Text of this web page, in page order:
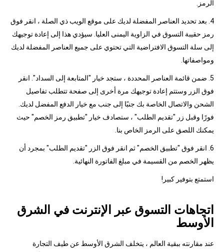
الرمز.
4. بعد تحديد العناصر المفضلة لديك على موقع الويب ذي الصلة ، انقر فوق
رمز حقيبة التسوق في الزاوية اليمنى العليا. سيؤدي هذا إلى إعادة توجيهك
إلى سلة التسوق الافتراضية التي تحتوي على جميع العناصر المفضلة لديك
ومواصفاتها.
5. ضمن قائمة العناصر المحددة ، ستجد خيار "المتابعة إلى السداد". انقر
فوق الزر وستتم إعادة توجيهك مرة أخرى إلى صفحة تتطلب تفاصيل
الشحن والاتصال الخاصة بك جنبًا إلى جنب مع خيار الدفع المفضل لديك.
فورًا وقبل زر "تقديم الطلب" ، ستصادف خيار "تطبيق رمز الخصم" حيث
يمكنك اللصق على الرمز الخاص بنا.
6. انقر فوق "تطبيق الخصم" ثم انقر فوق الزر "تقديم الطلب" بمجرد أن
يظهر الخصم من القسيمة في مبلغ الفاتورة النهائية.
استمتع بتوفير كبير!
اتجاهات التسوق عبر الإنترنت في الشرق
الأوسط
عند مقارنته ببقية العالم ، يتخلف الشرق الأوسط عن طيف التجارة